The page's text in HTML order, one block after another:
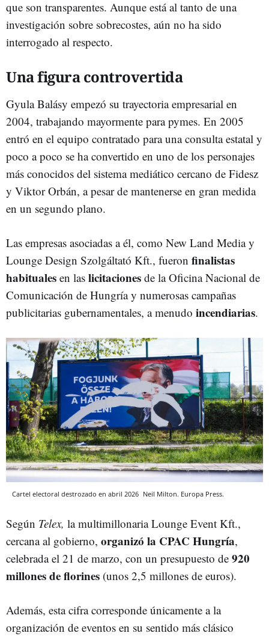
que son transparentes. Aunque está al tanto de una
investigación sobre sobrecostes, aún no ha sido
interrogado al respecto.
Una figura controvertida
Gyula Balásy empezó su trayectoria empresarial en
2004, trabajando mayormente para pymes. En 2005
entró en el equipo contratado para una consulta estatal y
poco a poco se ha convertido en uno de los personajes
más conocidos del sistema mediático cercano de Fidesz
y Viktor Orbán, a pesar de mantenerse en gran medida
en un segundo plano.
Las empresas asociadas a él, como New Land Media y
Lounge Design Szolgáltató Kft., fueron finalistas
habituales en las licitaciones de la Oficina Nacional de
Comunicación de Hungría y numerosas campañas
publicitarias gubernamentales, a menudo incendiarias.
Cartel electoral destrozado en abril 2026 Neil Milton. Europa Press.
Según Telex, la multimillonaria Lounge Event Kft.,
cercana al gobierno, organizó la CPAC Hungría,
celebrada el 21 de marzo, con un presupuesto de 920
millones de florines (unos 2,5 millones de euros).
Además, esta cifra corresponde únicamente a la
organización de eventos en su sentido más clásico